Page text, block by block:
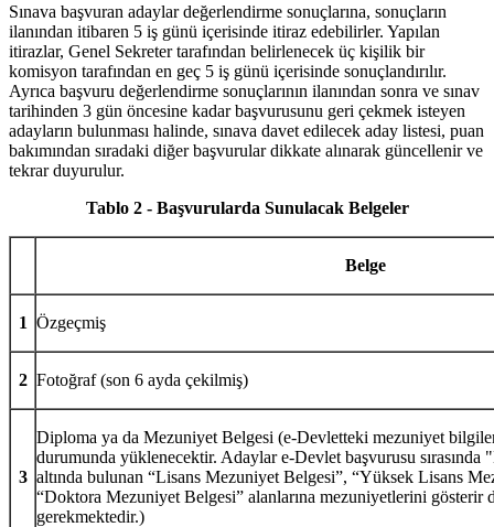
Sınava başvuran adaylar değerlendirme sonuçlarına, sonuçların
ilanından itibaren 5 iş günü içerisinde itiraz edebilirler. Yapılan
itirazlar, Genel Sekreter tarafından belirlenecek üç kişilik bir
komisyon tarafından en geç 5 iş günü içerisinde sonuçlandırılır.
Ayrıca başvuru değerlendirme sonuçlarının ilanından sonra ve sınav
tarihinden 3 gün öncesine kadar başvurusunu geri çekmek isteyen
adayların bulunması halinde, sınava davet edilecek aday listesi, puan
bakımından sıradaki diğer başvurular dikkate alınarak güncellenir ve
tekrar duyurulur.
Tablo 2 - Başvurularda Sunulacak Belgeler
Belge
1 Özgeçmiş
2 Fotoğraf (son 6 ayda çekilmiş)
3
Diploma ya da Mezuniyet Belgesi (e-Devletteki mezuniyet
durumunda yüklenecektir. Adaylar e-Devlet başvurusu sırasında
altında bulunan “Lisans Mezuniyet Belgesi”, “Yüksek Lisans
“Doktora Mezuniyet Belgesi” alanlarına mezuniyetlerini gösterir
gerekmektedir.)